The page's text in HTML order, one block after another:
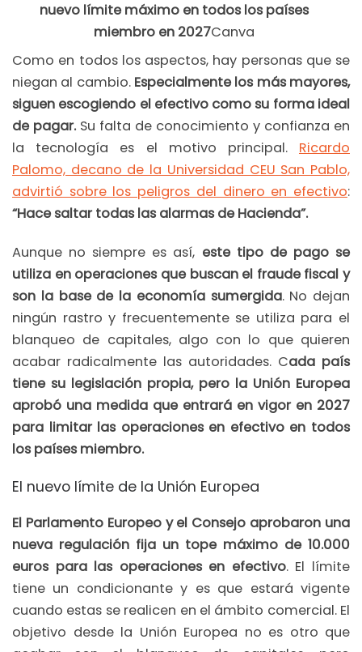
nuevo límite máximo en todos los países
miembro en 2027Canva
Como en todos los aspectos, hay personas que se
niegan al cambio.Especialmente los más mayores,
siguen escogiendo el efectivo como su forma ideal
de pagar. Su falta de conocimiento y confianza en
la tecnología es el motivo principal. Ricardo
Palomo, decano de la Universidad CEU San Pablo,
advirtió sobre los peligros del dinero en efectivo:
“Hace saltar todas las alarmas de Hacienda”.
Aunque no siempre es así, este tipo de pago se
utiliza en operaciones que buscan el fraude fiscal y
son la base de la economía sumergida. No dejan
ningún rastro y frecuentemente se utiliza para el
blanqueo de capitales, algo con lo que quieren
acabar radicalmente las autoridades. Cada país
tiene su legislación propia, pero la Unión Europea
aprobó una medida que entrará en vigor en 2027
para limitar las operaciones en efectivo en todos
los países miembro.
El nuevo límite de la Unión Europea
El Parlamento Europeo y el Consejo aprobaron una
nueva regulación fija un tope máximo de 10.000
euros para las operaciones en efectivo. El límite
tiene un condicionante y es que estará vigente
cuando estas se realicen en el ámbito comercial. El
objetivo desde la Unión Europea no es otro que